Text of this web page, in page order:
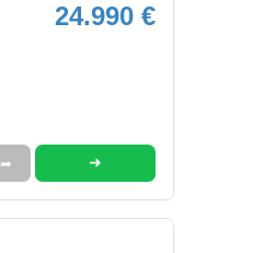
24.990 €
➦ ➜